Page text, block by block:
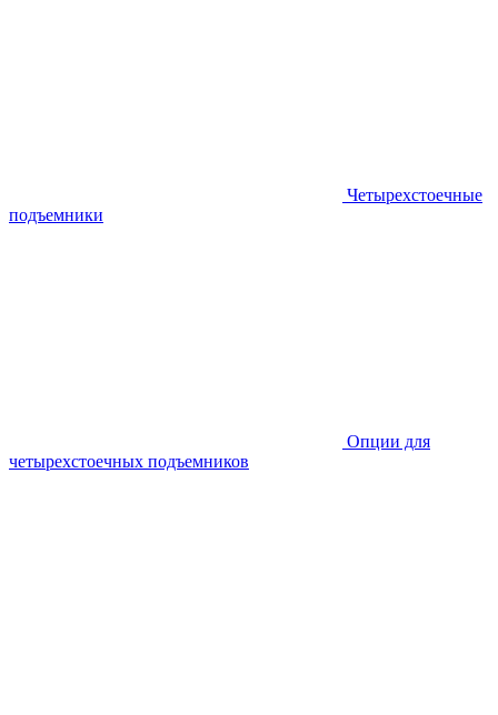
Четырехстоечные
подъемники
Опции для
четырехстоечных подъемников